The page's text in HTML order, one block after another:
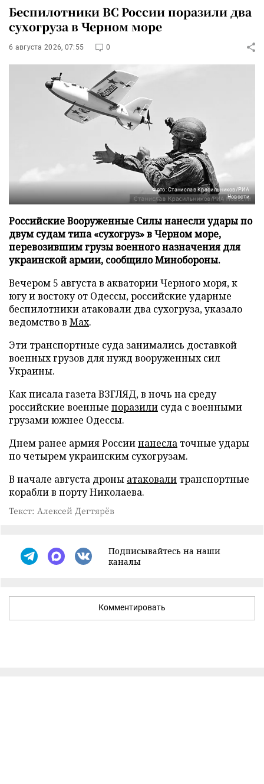
Беспилотники ВС России поразили два
сухогруза в Черном море
6 августа 2026, 07:55 0
Фото: Станислав Красильников/РИА
Новости
Российские Вооруженные Силы нанесли удары по
двум судам типа «сухогруз» в Черном море,
перевозившим грузы военного назначения для
украинской армии, сообщило Минобороны.
Вечером 5 августа в акватории Черного моря, к
югу и востоку от Одессы, российские ударные
беспилотники атаковали два сухогруза, указало
ведомство в Max.
Эти транспортные суда занимались доставкой
военных грузов для нужд вооруженных сил
Украины.
Как писала газета ВЗГЛЯД, в ночь на среду
российские военные поразили суда с военными
грузами южнее Одессы.
Днем ранее армия Россиинанесла точные удары
по четырем украинским сухогрузам.
В начале августа дроны атаковали транспортные
корабли в порту Николаева.
Текст: Алексей Дегтярёв
Подписывайтесь на наши
каналы
Комментировать